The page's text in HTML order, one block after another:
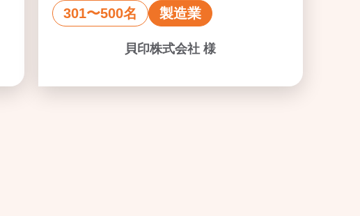
301〜500名 製造業
貝印株式会社 様